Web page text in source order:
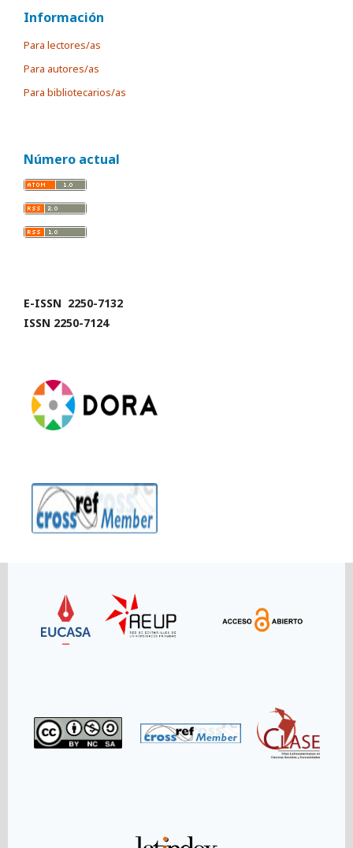
Información
Para lectores/as
Para autores/as
Para bibliotecarios/as
Número actual
E-ISSN 2250-7132
ISSN 2250-7124
Link
Link